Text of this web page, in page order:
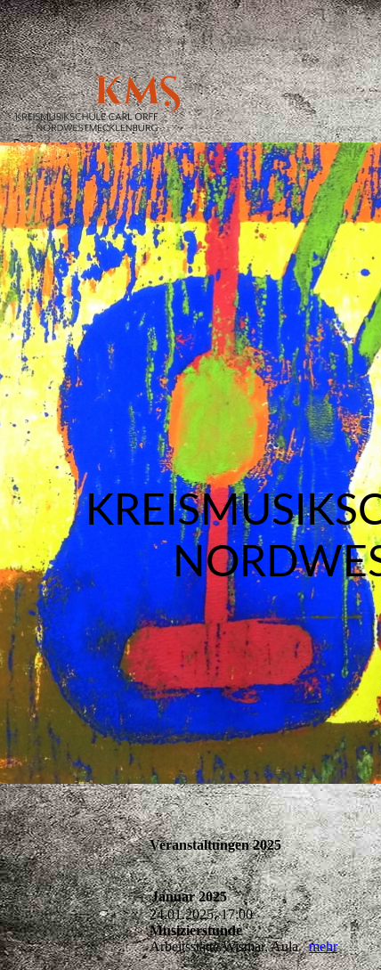
Veranstaltungen 2025
Januar 2025
24.01.2025, 17:00
Musizierstunde
Arbeitsstätte Wismar, Aulamehr